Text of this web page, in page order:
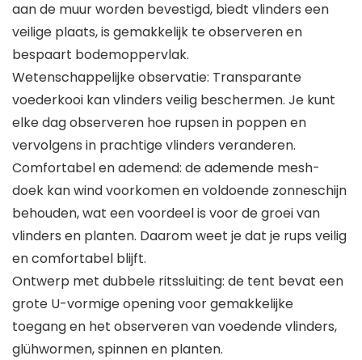
aan de muur worden bevestigd, biedt vlinders een
veilige plaats, is gemakkelijk te observeren en
bespaart bodemoppervlak.
Wetenschappelijke observatie: Transparante
voederkooi kan vlinders veilig beschermen. Je kunt
elke dag observeren hoe rupsen in poppen en
vervolgens in prachtige vlinders veranderen.
Comfortabel en ademend: de ademende mesh-
doek kan wind voorkomen en voldoende zonneschijn
behouden, wat een voordeel is voor de groei van
vlinders en planten. Daarom weet je dat je rups veilig
en comfortabel blijft.
Ontwerp met dubbele ritssluiting: de tent bevat een
grote U-vormige opening voor gemakkelijke
toegang en het observeren van voedende vlinders,
glühwormen, spinnen en planten.